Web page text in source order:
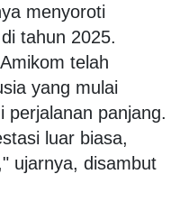
menyoroti
tahun 2025.
telah
yang mulai
perjalanan panjang.
luar biasa,
ujarnya, disambut